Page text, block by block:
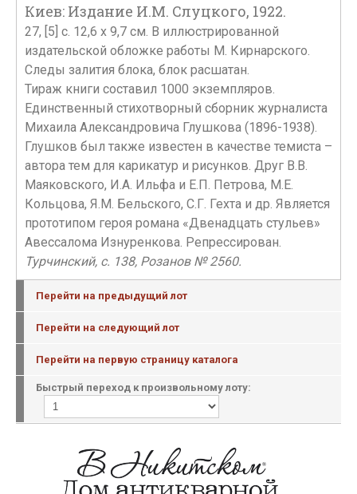
Киев: Издание И.М. Слуцкого, 1922.
27, [5] c. 12,6 х 9,7 см. В иллюстрированной
издательской обложке работы М. Кирнарского.
Следы залития блока, блок расшатан.
Тираж книги составил 1000 экземпляров.
Единственный стихотворный сборник журналиста
Михаила Александровича Глушкова (1896-1938).
Глушков был также известен в качестве темиста –
автора тем для карикатур и рисунков. Друг В.В.
Маяковского, И.А. Ильфа и Е.П. Петрова, М.Е.
Кольцова, Я.М. Бельского, С.Г. Гехта и др. Является
прототипом героя романа «Двенадцать стульев»
Авессалома Изнуренкова. Репрессирован.
Турчинский, с. 138, Розанов № 2560.
Перейти на предыдущий лот
Перейти на следующий лот
Перейти на первую страницу каталога
Быстрый переход к произвольному лоту: